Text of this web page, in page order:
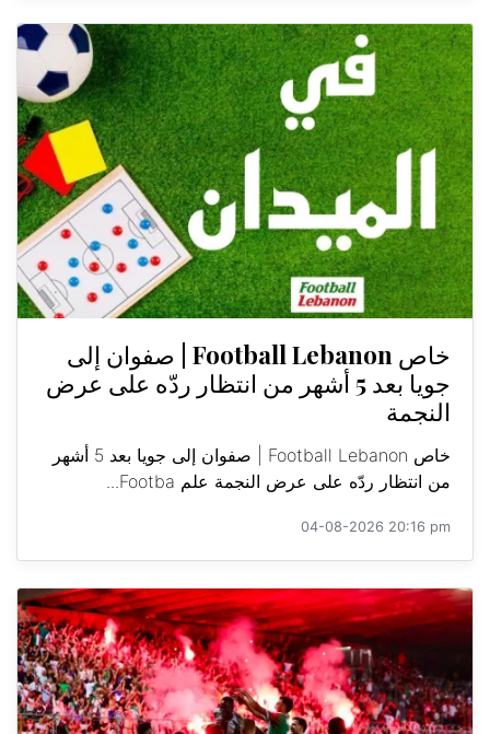
خاص Football Lebanon | صفوان إلى
جويا بعد 5 أشهر من انتظار ردّه على عرض
النجمة
خاص Football Lebanon | صفوان إلى جويا بعد 5 أشهر
من انتظار ردّه على عرض النجمة علم Footba...
04-08-2026 20:16 pm